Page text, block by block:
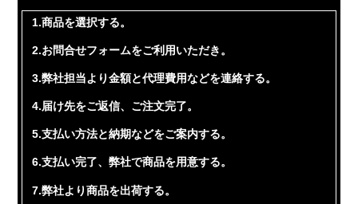
1.商品を選択する。
2.お問合せフォームをご利用いただき。
3.弊社担当より金額と代理費用などを連絡する。
4.届け先をご返信、ご注文完了。
5.支払い方法と納期などをご案内する。
6.支払い完了、弊社で商品を用意する。
7.弊社より商品を出荷する。